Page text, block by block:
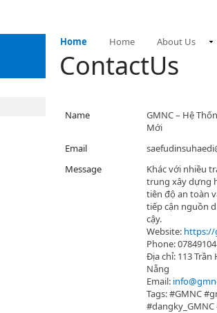
Home Home About Us
ContactUs
Name
GMNC – Hệ
Mới
Email
Message
Khác với nhiều
trung xây dựng
tiên độ an toàn
tiếp cận nguồn
cậy.
Website: https://
Phone:
Địa chỉ: 113
Nẵng
Email:
Tags: #GMNC